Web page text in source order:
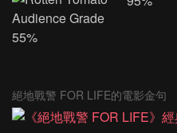
55%
絕地戰警 FOR LIFE的電影金句